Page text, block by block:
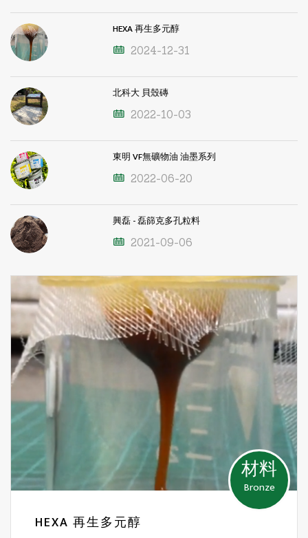
HEXA 再生多元醇
2024-12-31
北科大 貝殼磚
2022-10-03
東明 VF無礦物油 油墨系列
2022-06-20
興磊 - 磊篩克多孔粒料
2021-09-06
材料
Bronze
HEXA 再生多元醇